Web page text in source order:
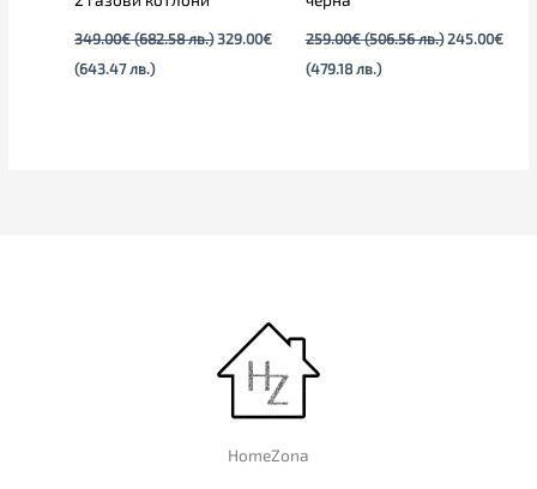
349.00€ (682.58 лв.) 329.00€
(643.47 лв.)
259.00€ (506.56 лв.) 245.00€
(479.18 лв.)
HomeZona